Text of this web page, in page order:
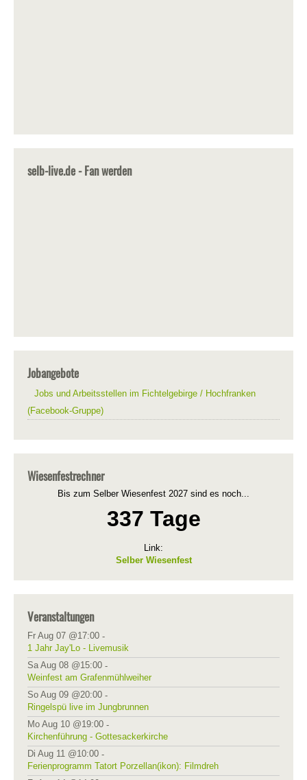
selb-live.de - Fan werden
Jobangebote
Jobs und Arbeitsstellen im Fichtelgebirge / Hochfranken
(Facebook-Gruppe)
Wiesenfestrechner
Bis zum Selber Wiesenfest 2027 sind es noch...
337 Tage
Link:
Selber Wiesenfest
Veranstaltungen
Fr Aug 07 @17:00 -
1 Jahr Jay'Lo - Livemusik
Sa Aug 08 @15:00 -
Weinfest am Grafenmühlweiher
So Aug 09 @20:00 -
Ringelspü live im Jungbrunnen
Mo Aug 10 @19:00 -
Kirchenführung - Gottesackerkirche
Di Aug 11 @10:00 -
Ferienprogramm Tatort Porzellan(ikon): Filmdreh